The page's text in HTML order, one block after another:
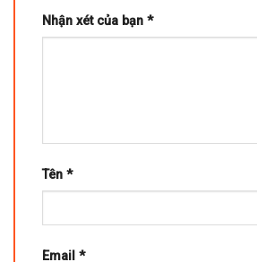
Nhận xét của bạn *
Tên *
Email *